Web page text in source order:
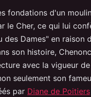
fondations d'un
le Cher, ce qui lui
des Dames" en
son histoire,
avec la vigueur
seulement son
par Diane de Poitiers